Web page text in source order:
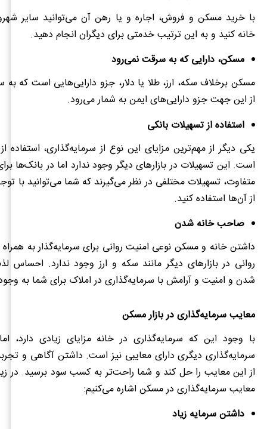
با خرید مسکن و فروش، اجاره و یا رهن آن می‌توانید سایر
خانه کنید و به این ترتیب خدمتی برای دیگران انجام دهید.
مسکن، دارایی که به سرقت نمی‌رود
مسکن برخلاف سکه، ارز، طلا یا دلار، جزو دارایی‌هایی است که
از این جهت جزو دارایی‌های ایمن به شمار می‌رود.
استفاده از تسهیلات بانکی
یکی دیگر از مهم‌ترین مزایای این نوع از سرمایه‌گذاری، استفاده
است. این تسهیلات در بازارهای دیگر وجود ندارد اما در بانک‌ها
متفاوت، تسهیلات مختلفی در نظر می‌گیرند که شما می‌توانید با
از آن‌ها استفاده کنید.
صاحب خانه شدن
داشتن خانه و مسکن نوعی امنیت روانی برای سرمایه‌گذار به
روانی در بازارهای دیگر مانند سکه و ارز وجود ندارد.
شدن و امنیت و آرامش با سرمایه‌گذاری در املاک برای شما به
معایب سرمایه‌گذاری در بازار مسکن
با وجود این که سرمایه‌گذاری در خانه مزایای زیادی دارد،
سرمایه‌گذاری دیگری دارای معایبی نیز است. داشتن آگاهی و
از این معایب را حل کند و شما راحت‌تر به کسب سود برسید. در
معایب سرمایه‌گذاری در مسکن اشاره می‌کنیم:
داشتن سرمایه زیاد